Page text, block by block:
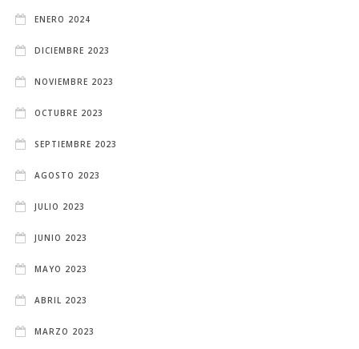
ENERO 2024
DICIEMBRE 2023
NOVIEMBRE 2023
OCTUBRE 2023
SEPTIEMBRE 2023
AGOSTO 2023
JULIO 2023
JUNIO 2023
MAYO 2023
ABRIL 2023
MARZO 2023